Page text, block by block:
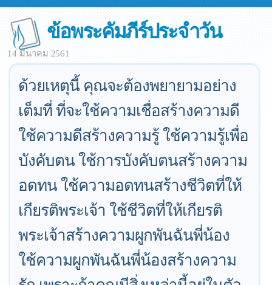
ข้อพระคัมภีร์ประจำวัน
14 มีนาคม 2561
ด้วยเหตุนี้ คุณจะต้องพยายามอย่าง
เต็มที่ ที่จะใช้ความเชื่อสร้างความดี
ใช้ความดีสร้างความรู้ ใช้ความรู้เพื่อ
บังคับตน ใช้การบังคับตนสร้างความ
อดทน ใช้ความอดทนสร้างชีวิตที่ให้
เกียรติพระเจ้า ใช้ชีวิตที่ให้เกียรติ
พระเจ้าสร้างความผูกพันฉันพี่น้อง
ใช้ความผูกพันฉันพี่น้องสร้างความ